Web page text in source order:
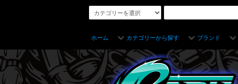
ホーム カテゴリーから探す ブランド